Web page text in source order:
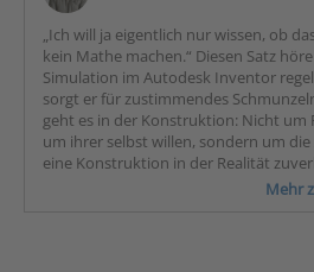
„Ich will ja eigentlich nur wissen, ob
kein Mathe machen.“ Diesen Satz
Simulation im Autodesk Inventor
sorgt er für zustimmendes
geht es in der Konstruktion: Nicht um
um ihrer selbst willen, sondern um die
eine Konstruktion in der Realität
Mehr